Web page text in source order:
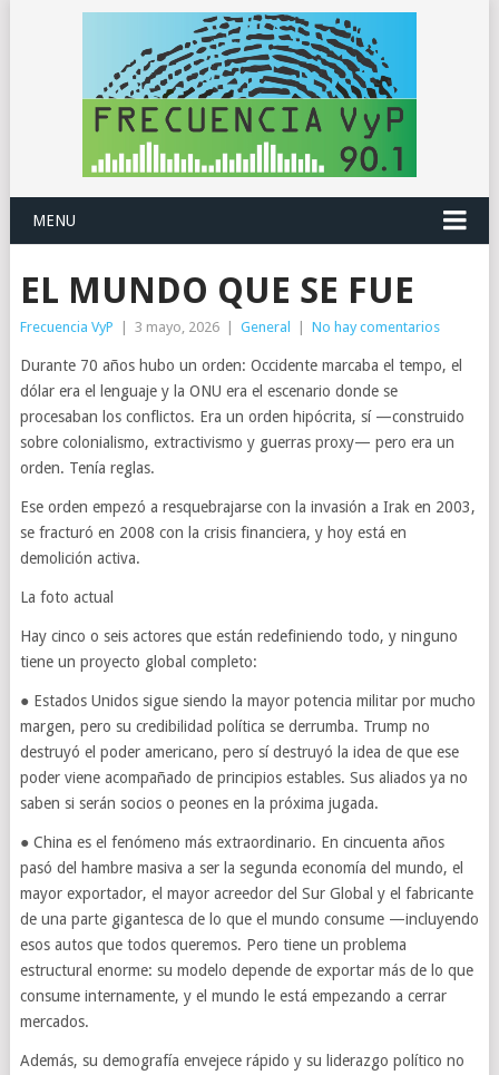
MENU
EL MUNDO QUE SE FUE
Frecuencia VyP 3 mayo, 2026 General No hay comentarios
Durante 70 años hubo un orden: Occidente marcaba el tempo, el
dólar era el lenguaje y la ONU era el escenario donde se
procesaban los conflictos. Era un orden hipócrita, sí —construido
sobre colonialismo, extractivismo y guerras proxy— pero era un
orden. Tenía reglas.
Ese orden empezó a resquebrajarse con la invasión a Irak en 2003,
se fracturó en 2008 con la crisis financiera, y hoy está en
demolición activa.
La foto actual
Hay cinco o seis actores que están redefiniendo todo, y ninguno
tiene un proyecto global completo:
● Estados Unidos sigue siendo la mayor potencia militar por mucho
margen, pero su credibilidad política se derrumba. Trump no
destruyó el poder americano, pero sí destruyó la idea de que ese
poder viene acompañado de principios estables. Sus aliados ya no
saben si serán socios o peones en la próxima jugada.
● China es el fenómeno más extraordinario. En cincuenta años
pasó del hambre masiva a ser la segunda economía del mundo, el
mayor exportador, el mayor acreedor del Sur Global y el fabricante
de una parte gigantesca de lo que el mundo consume —incluyendo
esos autos que todos queremos. Pero tiene un problema
estructural enorme: su modelo depende de exportar más de lo que
consume internamente, y el mundo le está empezando a cerrar
mercados.
Además, su demografía envejece rápido y su liderazgo político no